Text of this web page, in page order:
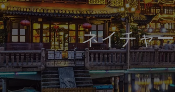
ネイチャー